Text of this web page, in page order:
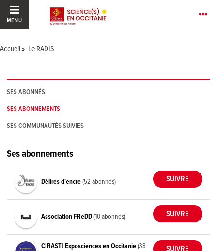
MENU
Accueil Le RADIS
SES ABONNÉS
SES ABONNEMENTS
SES COMMUNAUTÉS SUIVIES
Ses abonnements
Délires d'encre(52 abonnés)
Association FReDD(10 abonnés)
CIRASTI Exposciences en Occitanie(38